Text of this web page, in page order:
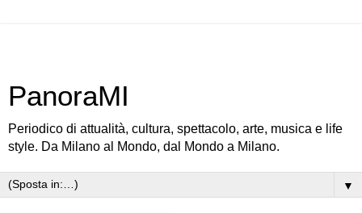
PanoraMI
Periodico di attualità, cultura, spettacolo, arte, musica e life
style. Da Milano al Mondo, dal Mondo a Milano.
▼